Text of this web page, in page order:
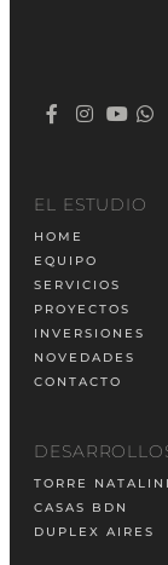
EL ESTUDIO
HOME
EQUIPO
SERVICIOS
PROYECTOS
INVERSIONES
NOVEDADES
CONTACTO
TORRE NATALINI
CASAS BDN
DUPLEX AIRES